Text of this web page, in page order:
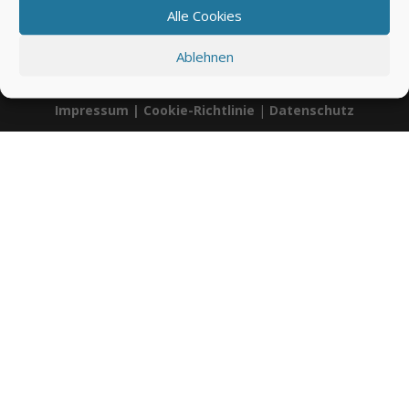
Alle Cookies
Ablehnen
Impressum | Cookie-Richtlinie | Datenschutz